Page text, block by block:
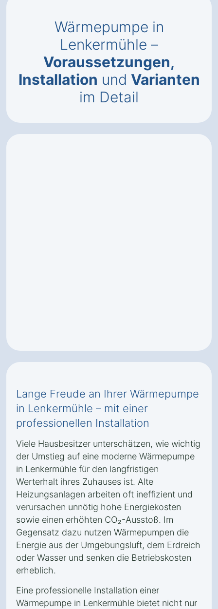
Wärmepumpe in
Lenkermühle –
Voraussetzungen,
Installation und Varianten
im Detail
Lange Freude an Ihrer Wärmepumpe
in Lenkermühle – mit einer
professionellen Installation
Viele Hausbesitzer unterschätzen, wie wichtig
der Umstieg auf eine moderne Wärmepumpe
in Lenkermühle für den langfristigen
Werterhalt ihres Zuhauses ist. Alte
Heizungsanlagen arbeiten oft ineffizient und
verursachen unnötig hohe Energiekosten
sowie einen erhöhten CO₂-Ausstoß. Im
Gegensatz dazu nutzen Wärmepumpen die
Energie aus der Umgebungsluft, dem Erdreich
oder Wasser und senken die Betriebskosten
erheblich.
Eine professionelle Installation einer
Wärmepumpe in Lenkermühle bietet nicht nur